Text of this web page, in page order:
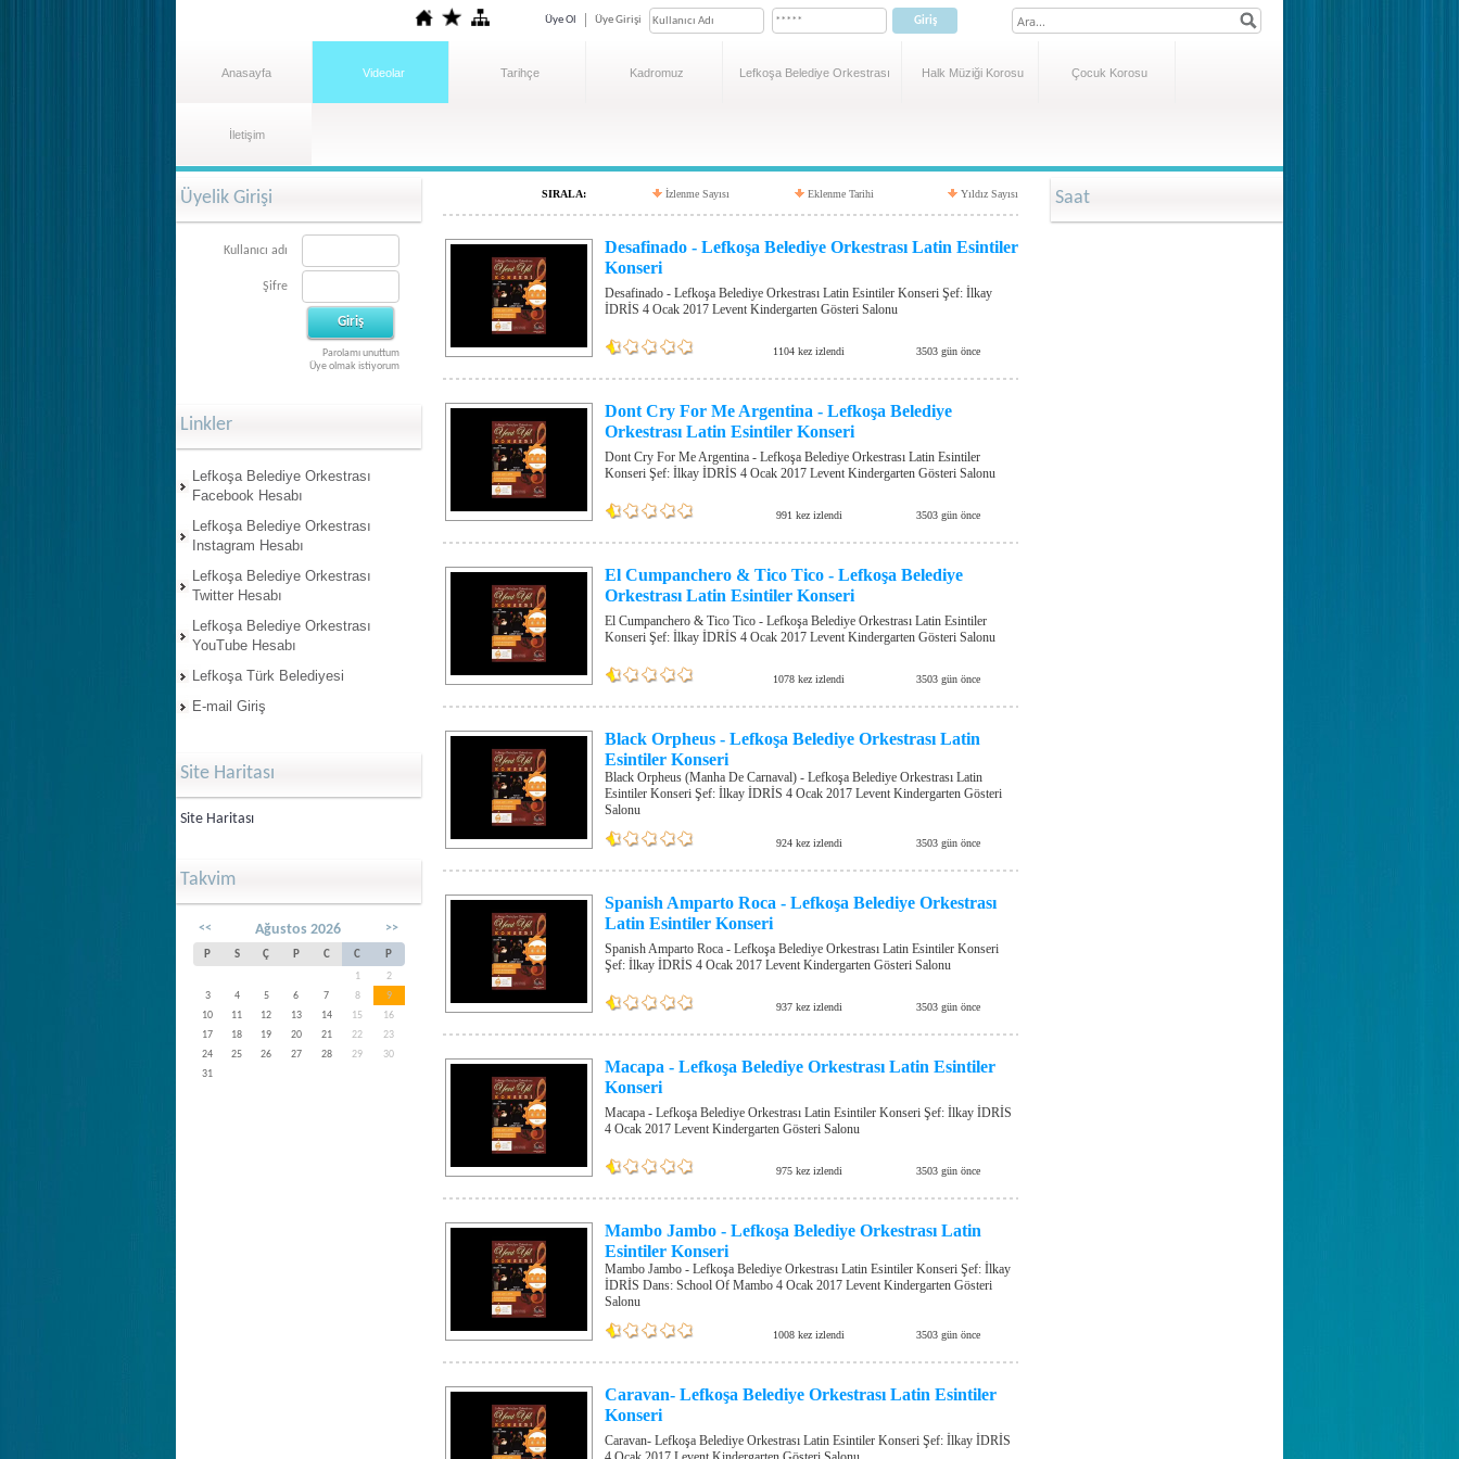
Üye Ol Üye Girişi
Anasayfa Videolar Tarihçe Kadromuz Lefkoşa Belediye Orkestrası Halk Müziği Korosu Çocuk Korosu
İletişim
Üyelik Girişi
Kullanıcı adı
Şifre
Parolamı unuttum
Üye olmak istiyorum
Linkler
Lefkoşa Belediye Orkestrası
Facebook Hesabı
Lefkoşa Belediye Orkestrası
Instagram Hesabı
Lefkoşa Belediye Orkestrası
Twitter Hesabı
Lefkoşa Belediye Orkestrası
YouTube Hesabı
Lefkoşa Türk Belediyesi
E-mail Giriş
Site Haritası
Site Haritası
Takvim
<< Ağustos 2026 >>
P S Ç P C C
P
1
2
3
4 5 6 7 8
9
10
11 12 13 14 15
16
17
18 19 20 21 22
23
24
25 26 27 28 29
30
31
SIRALA: İzlenme Sayısı Eklenme Tarihi Yıldız Sayısı
Desafinado - Lefkoşa Belediye Orkestrası Latin Esintiler
Konseri
Desafinado - Lefkoşa Belediye Orkestrası Latin Esintiler Konseri Şef: İlkay
İDRİS 4 Ocak 2017 Levent Kindergarten Gösteri Salonu
1104 kez izlendi 3503 gün önce
Dont Cry For Me Argentina - Lefkoşa Belediye
Orkestrası Latin Esintiler Konseri
Dont Cry For Me Argentina - Lefkoşa Belediye Orkestrası Latin Esintiler
Konseri Şef: İlkay İDRİS 4 Ocak 2017 Levent Kindergarten Gösteri Salonu
991 kez izlendi 3503 gün önce
El Cumpanchero & Tico Tico - Lefkoşa Belediye
Orkestrası Latin Esintiler Konseri
El Cumpanchero & Tico Tico - Lefkoşa Belediye Orkestrası Latin Esintiler
Konseri Şef: İlkay İDRİS 4 Ocak 2017 Levent Kindergarten Gösteri Salonu
1078 kez izlendi 3503 gün önce
Black Orpheus - Lefkoşa Belediye Orkestrası Latin
Esintiler Konseri
Black Orpheus (Manha De Carnaval) - Lefkoşa Belediye Orkestrası Latin
Esintiler Konseri Şef: İlkay İDRİS 4 Ocak 2017 Levent Kindergarten Gösteri
Salonu
924 kez izlendi 3503 gün önce
Spanish Amparto Roca - Lefkoşa Belediye Orkestrası
Latin Esintiler Konseri
Spanish Amparto Roca - Lefkoşa Belediye Orkestrası Latin Esintiler Konseri
Şef: İlkay İDRİS 4 Ocak 2017 Levent Kindergarten Gösteri Salonu
937 kez izlendi 3503 gün önce
Macapa - Lefkoşa Belediye Orkestrası Latin Esintiler
Konseri
Macapa - Lefkoşa Belediye Orkestrası Latin Esintiler Konseri Şef: İlkay İDRİS
4 Ocak 2017 Levent Kindergarten Gösteri Salonu
975 kez izlendi 3503 gün önce
Mambo Jambo - Lefkoşa Belediye Orkestrası Latin
Esintiler Konseri
Mambo Jambo - Lefkoşa Belediye Orkestrası Latin Esintiler Konseri Şef: İlkay
İDRİS Dans: School Of Mambo 4 Ocak 2017 Levent Kindergarten Gösteri
Salonu
1008 kez izlendi 3503 gün önce
Caravan- Lefkoşa Belediye Orkestrası Latin Esintiler
Konseri
Caravan- Lefkoşa Belediye Orkestrası Latin Esintiler Konseri Şef: İlkay İDRİS
Saat